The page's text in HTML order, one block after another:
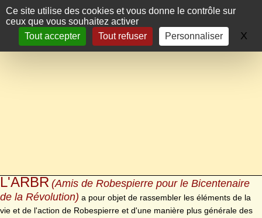
Panneau de gestion des cookies
Ce site utilise des cookies et vous donne le contrôle sur
ceux que vous souhaitez activer
Tout accepter
Tout refuser Personnaliser X
L'ARBR (Amis de Robespierre pour le Bicentenaire
de la Révolution) a pour objet de rassembler les éléments de la
vie et de l'action de Robespierre et d'une manière plus générale des